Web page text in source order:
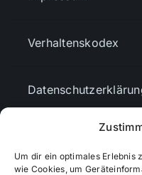
Um dir ein optimales Erlebnis
wie Cookies, um
Verhaltenskodex